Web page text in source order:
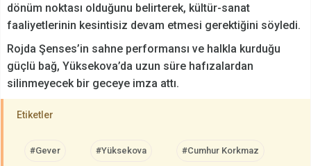
dönüm noktası olduğunu belirterek, kültür-sanat
faaliyetlerinin kesintisiz devam etmesi gerektiğini söyledi.
Rojda Şenses’in sahne performansı ve halkla kurduğu
güçlü bağ, Yüksekova’da uzun süre hafızalardan
silinmeyecek bir geceye imza attı.
Etiketler
#Gever #Yüksekova #Cumhur Korkmaz